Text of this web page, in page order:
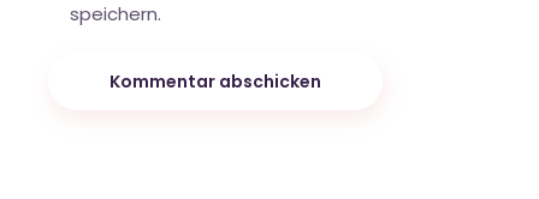
speichern.
Kommentar abschicken